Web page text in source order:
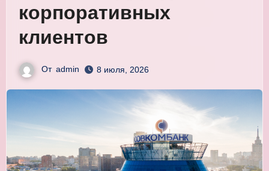
корпоративных
клиентов
От admin 8 июля, 2026